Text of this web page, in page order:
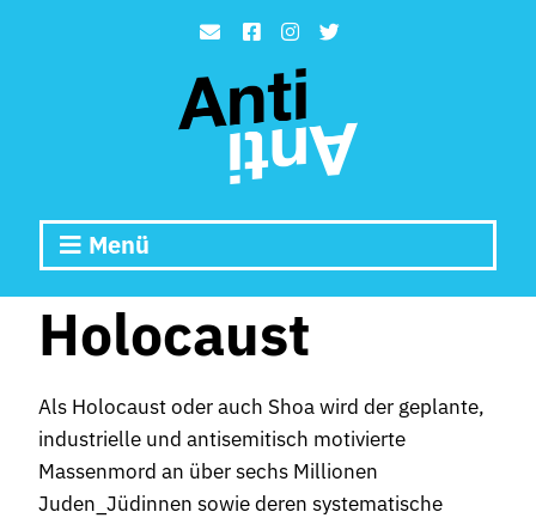
Menü
Holocaust
Als Holocaust oder auch Shoa wird der geplante,
industrielle und antisemitisch motivierte
Massenmord an über sechs Millionen
Juden_Jüdinnen sowie deren systematische